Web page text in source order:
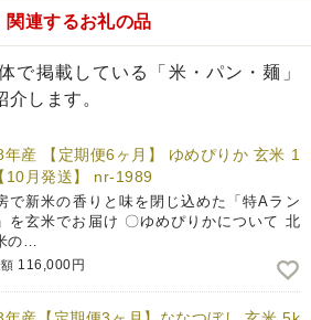
関連するお礼の品
で掲載している「米・パン・麺」
します。
年産 【定期便6ヶ月】 ゆめぴりか 玄米 1
10月発送】 nr-1989
で新米の香りと味を閉じ込めた「特Aラン
を玄米でお届け 〇ゆめぴりかについて 北
の…
116,000円